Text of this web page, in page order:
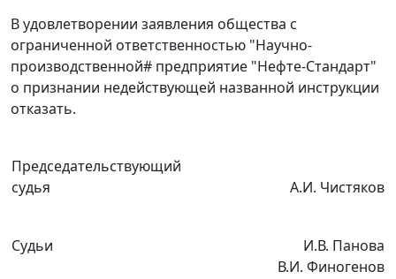
В удовлетворении заявления общества с
ограниченной ответственностью "Научно-
производственной# предприятие "Нефте-Стандарт"
о признании недействующей названной инструкции
отказать.
Председательствующий
судья
А.И. Чистяков
Судьи
И.В. Панова
В.И. Финогенов